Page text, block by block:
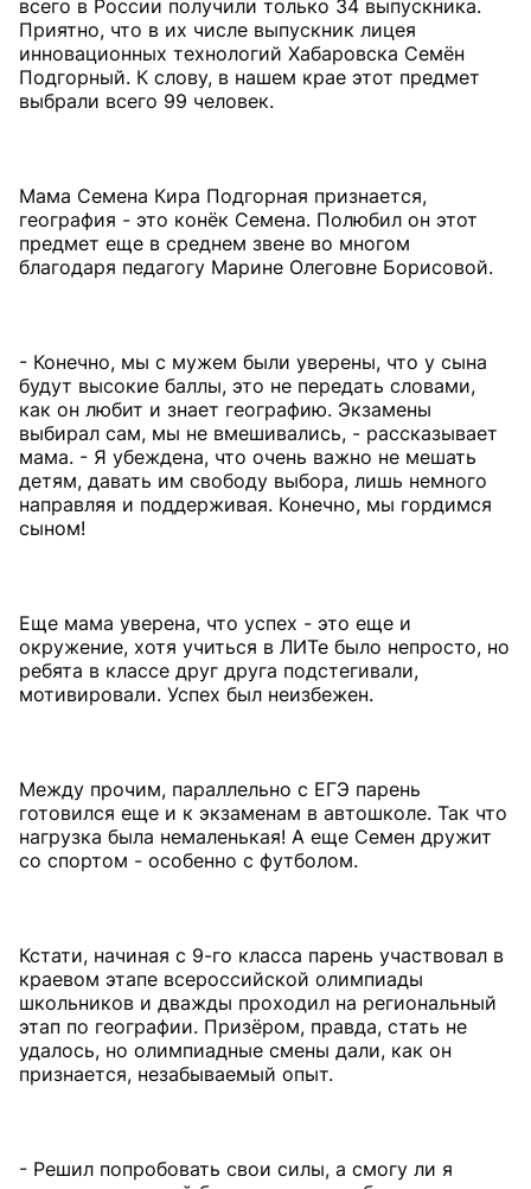
всего в России получили только 34 выпускника.
Приятно, что в их числе выпускник лицея
инновационных технологий Хабаровска Семён
Подгорный. К слову, в нашем крае этот предмет
выбрали всего 99 человек.
Мама Семена Кира Подгорная признается,
география - это конёк Семена. Полюбил он этот
предмет еще в среднем звене во многом
благодаря педагогу Марине Олеговне Борисовой.
- Конечно, мы с мужем были уверены, что у сына
будут высокие баллы, это не передать словами,
как он любит и знает географию. Экзамены
выбирал сам, мы не вмешивались, - рассказывает
мама. - Я убеждена, что очень важно не мешать
детям, давать им свободу выбора, лишь немного
направляя и поддерживая. Конечно, мы гордимся
сыном!
Еще мама уверена, что успех - это еще и
окружение, хотя учиться в ЛИТе было непросто, но
ребята в классе друг друга подстегивали,
мотивировали. Успех был неизбежен.
Между прочим, параллельно с ЕГЭ парень
готовился еще и к экзаменам в автошколе. Так что
нагрузка была немаленькая! А еще Семен дружит
со спортом - особенно с футболом.
Кстати, начиная с 9-го класса парень участвовал в
краевом этапе всероссийской олимпиады
школьников и дважды проходил на региональный
этап по географии. Призёром, правда, стать не
удалось, но олимпиадные смены дали, как он
признается, незабываемый опыт.
- Решил попробовать свои силы, а смогу ли я